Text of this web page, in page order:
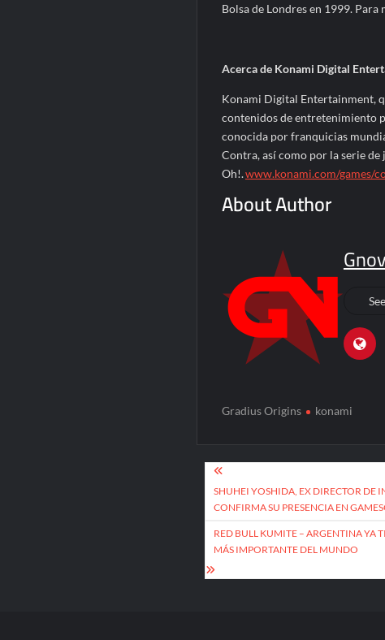
Bolsa de Londres en 1999.
Acerca de Konami Digital
Konami Digital Entertainment,
contenidos de entretenimiento
conocida por franquicias
Contra, así como por la serie
Oh!.www.konami.com/games/
About Author
Gradius Origins konami
Post
navigation
SHUHEI YOSHIDA, EX DIRECTOR DE
CONFIRMA SU PRESENCIA EN
RED BULL KUMITE – ARGENTINA YA
MÁS IMPORTANTE DEL MUNDO